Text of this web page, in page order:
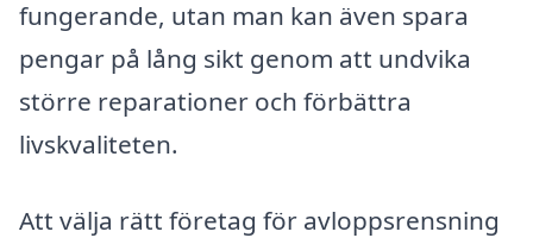
fungerande, utan man kan även spara
pengar på lång sikt genom att undvika
större reparationer och förbättra
livskvaliteten.
Att välja rätt företag för avloppsrensning